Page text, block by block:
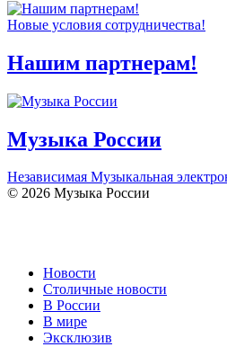
Новые условия сотрудничества!
Нашим партнерам!
Музыка России
Независимая Музыкальная
© 2026 Музыка России
Новости
Столичные новости
В России
В мире
Эксклюзив